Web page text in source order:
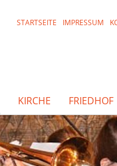
STARTSEITE IMPRESSUM
KIRCHE FRIEDHOF